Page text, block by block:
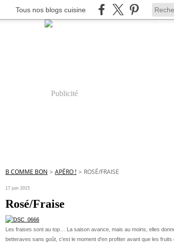
Tous nos blogs cuisine
Publicité
B COMME BON > APÉRO ! > ROSÉ/FRAISE
17 juin 2015
Rosé/Fraise
Les fraises sont au top… La saison avance, mais au moins, elles
betteraves sans goût, c'est le moment d'en profiter avant que les